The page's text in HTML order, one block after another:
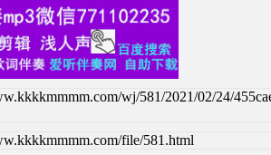
wj/581/2021/02/24/
file/581.html